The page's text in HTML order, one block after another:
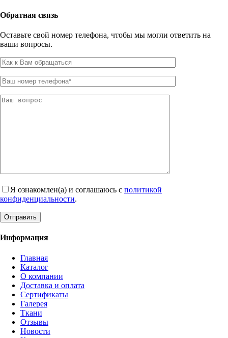
Обратная связь
Оставьте свой номер телефона, чтобы мы могли ответить на
ваши вопросы.
Я ознакомлен(а) и соглашаюсь с политикой
конфиденциальности.
Информация
Главная
Каталог
О компании
Доставка и оплата
Сертификаты
Галерея
Ткани
Отзывы
Новости